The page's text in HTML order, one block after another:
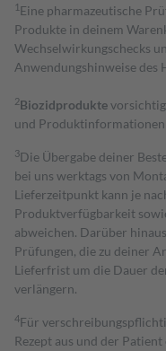
1 Eine pharmazeutische
Produkte in deinem
Wechselwirkungschecks
Anwendungshinweise des
2Biozidprodukte
und Produktinformationen
3Die Übergabe deiner
bei uns werktags von
Lieferzeitpunkt kann je
Produktverfügbarkeit
abweichen. Darüber
Prüfungen, die zu deiner
Lieferfrist um die Dauer
verlängern.
4Für
Rezept aus und der